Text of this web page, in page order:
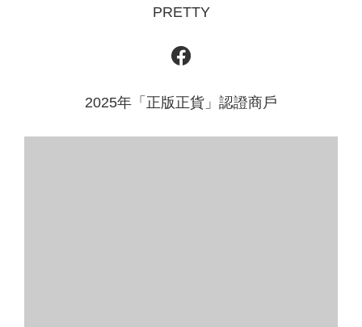
PRETTY
2025年「正版正貨」認證商戶